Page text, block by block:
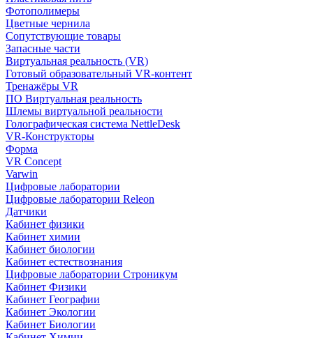
Фотополимеры
Цветные чернила
Сопутствующие товары
Запасные части
Виртуальная реальность (VR)
Готовый образовательный VR-контент
Тренажёры VR
ПО Виртуальная реальность
Шлемы виртуальной реальности
Голографическая система NettleDesk
VR-Конструкторы
Форма
VR Concept
Varwin
Цифровые лаборатории
Цифровые лаборатории Releon
Датчики
Кабинет физики
Кабинет химии
Кабинет биологии
Кабинет естествознания
Цифровые лаборатории Строникум
Кабинет Физики
Кабинет Географии
Кабинет Экологии
Кабинет Биологии